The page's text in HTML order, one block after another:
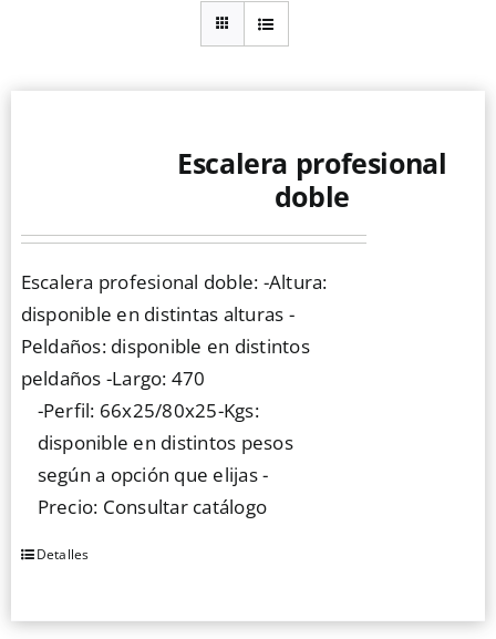
Escalera profesional
doble
Escalera profesional doble: -Altura:
disponible en distintas alturas -
Peldaños: disponible en distintos
peldaños -Largo: 470
-Perfil: 66x25/80x25-Kgs:
disponible en distintos pesos
según a opción que elijas -
Precio: Consultar catálogo
Este
tiene
Detalles